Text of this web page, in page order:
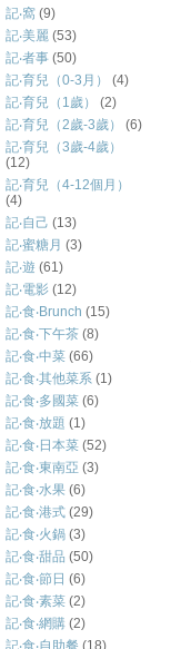
記‧窩 (9)
記‧美麗 (53)
記‧者事 (50)
記‧育兒（0-3月）
(4)
記‧育兒（1歲）
(2)
記‧育兒（2歲-3歲）
(6)
記‧育兒（3歲-4歲）
(12)
記‧育兒（4-12個月）
(4)
記‧自己 (13)
記‧蜜糖月 (3)
記‧遊 (61)
記‧電影 (12)
記‧食‧Brunch (15)
記‧食‧下午茶 (8)
記‧食‧中菜 (66)
記‧食‧其他菜系 (1)
記‧食‧多國菜 (6)
記‧食‧放題 (1)
記‧食‧日本菜 (52)
記‧食‧東南亞 (3)
記‧食‧水果 (6)
記‧食‧港式 (29)
記‧食‧火鍋 (3)
記‧食‧甜品 (50)
記‧食‧節日 (6)
記‧食‧素菜 (2)
記‧食‧網購 (2)
記‧食‧自助餐 (18)